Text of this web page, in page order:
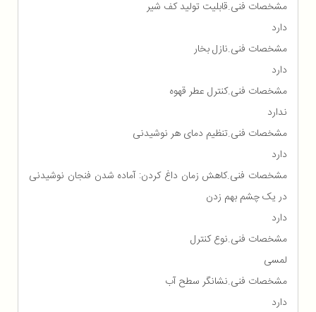
مشخصات فنی.قابلیت تولید کف شیر
دارد
مشخصات فنی.نازل بخار
دارد
مشخصات فنی.کنترل عطر قهوه
ندارد
مشخصات فنی.تنظیم دمای هر نوشیدنی
دارد
مشخصات فنی.کاهش زمان داغ کردن: آماده شدن فنجان نوشیدنی
در یک چشم بهم زدن
دارد
مشخصات فنی.نوع کنترل
لمسی
مشخصات فنی.نشانگر سطح آب
دارد